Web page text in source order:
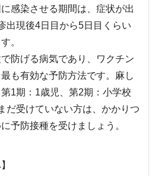
感染させる期間は、症状が出
出現後4日目から5日目くらい
。
防げる病気であり、ワクチン
も有効な予防方法です。麻し
1期：1歳児、第2期：小学校
だ受けていない方は、かかりつ
予防接種を受けましょう。